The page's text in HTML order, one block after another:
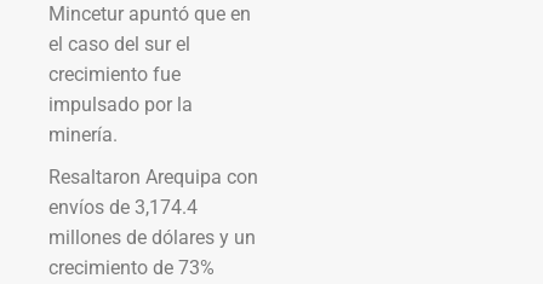
Mincetur apuntó que en
el caso del sur el
crecimiento fue
impulsado por la
minería.
Resaltaron Arequipa con
envíos de 3,174.4
millones de dólares y un
crecimiento de 73%